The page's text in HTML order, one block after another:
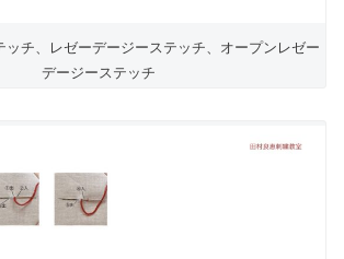
ッチ、レゼーデージーステッチ、オープンレゼー
デージーステッチ